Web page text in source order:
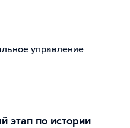
управление
этап по истории